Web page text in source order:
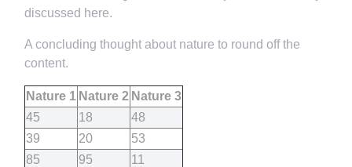
discussed here.
A concluding thought about nature to round off the
content.
Nature 1 Nature 2 Nature 3
45
18
48
39
20
53
85
95
11